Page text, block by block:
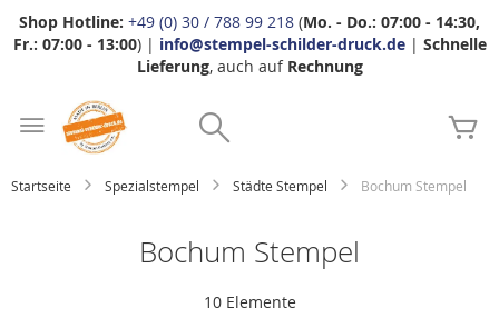
Shop Hotline: +49 (0) 30 / 788 99 218 (Mo. - Do.: 07:00 - 14:30,
Fr.: 07:00 - 13:00) | info@stempel-schilder-druck.de| Schnelle
Lieferung, auch auf Rechnung
Startseite Spezialstempel Städte Stempel Bochum Stempel
Bochum Stempel
10Elemente